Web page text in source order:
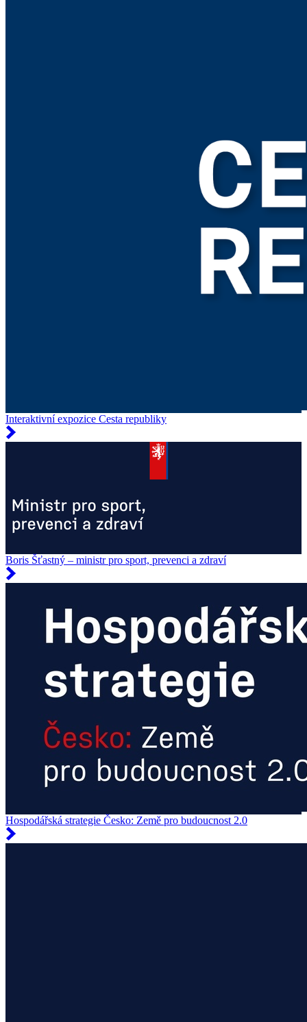
Interaktivní expozice Cesta republiky
Boris Šťastný – ministr pro sport, prevenci a zdraví
Hospodářská strategie Česko: Země pro budoucnost 2.0